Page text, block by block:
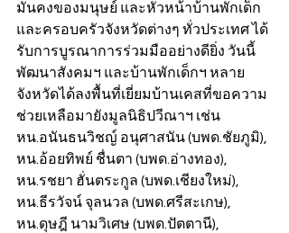
มั่นคงของมนุษย์ และหัวหน้าบ้านพักเด็ก
และครอบครัวจังหวัดต่างๆ ทั่วประเทศ ได้
รับการบูรณาการร่วมมืออย่างดียิ่ง วันนี้
พัฒนาสังคมฯ และบ้านพักเด็กฯ หลาย
จังหวัดได้ลงพื้นที่เยี่ยมบ้านเคสที่ขอความ
ช่วยเหลือมายังมูลนิธิปวีณาฯ เช่น
หน.อนันธนวิชญ์ อนุศาสนัน (บพด.ชัยภูมิ),
หน.อ้อยทิพย์ ชื่นตา (บพด.อ่างทอง),
หน.รชยา ฮั่นตระกูล (บพด.เชียงใหม่),
หน.ธีรวัจน์ จุลนวล (บพด.ศรีสะเกษ),
หน.ดุษฎี นามวิเศษ (บพด.ปัตตานี),